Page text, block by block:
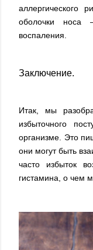
аллергического
оболочки
воспаления.
Заключение.
Итак, мы
избыточного
организме. Это
они могут быть
часто избыток
гистамина, о чем